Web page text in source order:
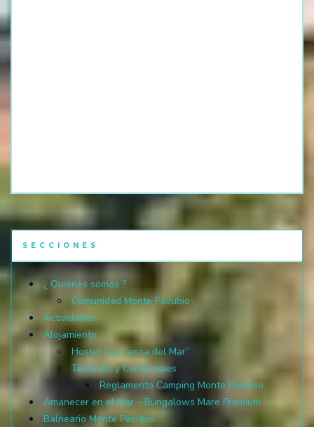
SECCIONES
¿ Quiénes somos ?
Comunidad Monte Pasubio
Actividades
Alojamiento
Hostel “La Casita del Mar”
Términos y Condiciones
Reglamento Camping Monte Pasubio
Amanecer en el Mar – Bungalows Mare Premium
Balneario Monte Pasubio